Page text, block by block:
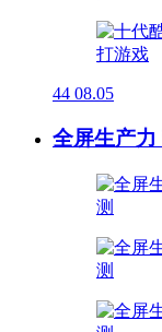
44 08.05
全屏生产